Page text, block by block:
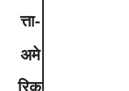
त्ता-
अमे
रिक